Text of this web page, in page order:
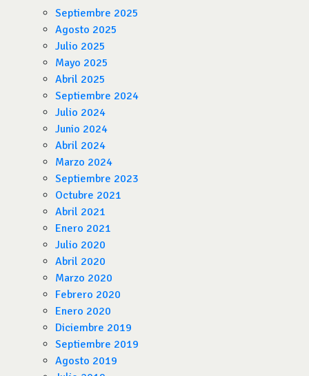
Septiembre 2025
Agosto 2025
Julio 2025
Mayo 2025
Abril 2025
Septiembre 2024
Julio 2024
Junio 2024
Abril 2024
Marzo 2024
Septiembre 2023
Octubre 2021
Abril 2021
Enero 2021
Julio 2020
Abril 2020
Marzo 2020
Febrero 2020
Enero 2020
Diciembre 2019
Septiembre 2019
Agosto 2019